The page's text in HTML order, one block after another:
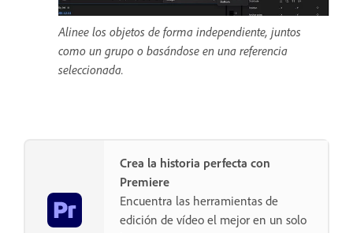
Alinee los objetos de forma independiente, juntos
como un grupo o basándose en una referencia
seleccionada.
Crea la historia perfecta con
Premiere
Encuentra las herramientas de
edición de vídeo el mejor en un solo